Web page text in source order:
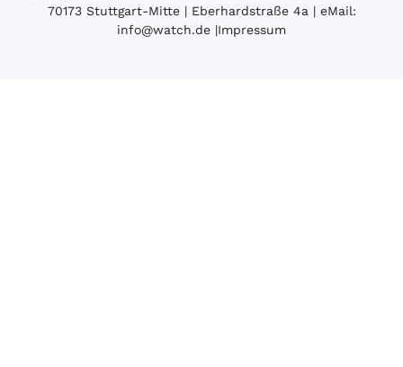
70173 Stuttgart-Mitte | Eberhardstraße 4a | eMail:
info@watch.de |Impressum